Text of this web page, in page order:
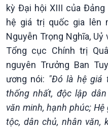
kỳ Đại hội XIII của
hệ giá trị quốc gia lên
Nguyễn Trọng Nghĩa,
Tổng cục Chính trị
nguyên Trưởng Ban
ương nói: "Đó là hệ giá
thống nhất, độc lập
văn minh, hạnh phúc;
tộc, dân chủ, nhân văn,